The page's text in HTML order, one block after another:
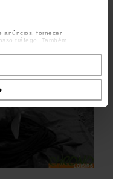
anúncios, fornecer
tráfego. Também
que as podem combinar
por estes a partir da